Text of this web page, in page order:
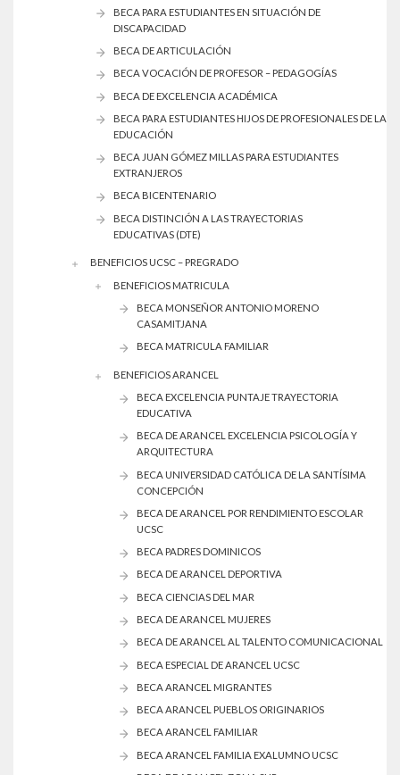
BECA PARA ESTUDIANTES EN SITUACIÓN DE
DISCAPACIDAD
BECA DE ARTICULACIÓN
BECA VOCACIÓN DE PROFESOR – PEDAGOGÍAS
BECA DE EXCELENCIA ACADÉMICA
BECA PARA ESTUDIANTES HIJOS DE PROFESIONALES DE LA
EDUCACIÓN
BECA JUAN GÓMEZ MILLAS PARA ESTUDIANTES
EXTRANJEROS
BECA BICENTENARIO
BECA DISTINCIÓN A LAS TRAYECTORIAS
EDUCATIVAS (DTE)
BENEFICIOS UCSC – PREGRADO
BENEFICIOS MATRICULA
BECA MONSEÑOR ANTONIO MORENO
CASAMITJANA
BECA MATRICULA FAMILIAR
BENEFICIOS ARANCEL
BECA EXCELENCIA PUNTAJE TRAYECTORIA
EDUCATIVA
BECA DE ARANCEL EXCELENCIA PSICOLOGÍA Y
ARQUITECTURA
BECA UNIVERSIDAD CATÓLICA DE LA SANTÍSIMA
CONCEPCIÓN
BECA DE ARANCEL POR RENDIMIENTO ESCOLAR
UCSC
BECA PADRES DOMINICOS
BECA DE ARANCEL DEPORTIVA
BECA CIENCIAS DEL MAR
BECA DE ARANCEL MUJERES
BECA DE ARANCEL AL TALENTO COMUNICACIONAL
BECA ESPECIAL DE ARANCEL UCSC
BECA ARANCEL MIGRANTES
BECA ARANCEL PUEBLOS ORIGINARIOS
BECA ARANCEL FAMILIAR
BECA ARANCEL FAMILIA EXALUMNO UCSC